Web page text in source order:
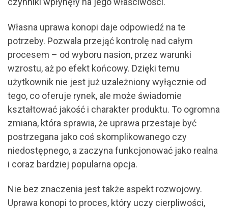
Własna uprawa konopi daje odpowiedź na te
potrzeby. Pozwala przejąć kontrolę nad całym
procesem – od wyboru nasion, przez warunki
wzrostu, aż po efekt końcowy. Dzięki temu
użytkownik nie jest już uzależniony wyłącznie od
tego, co oferuje rynek, ale może świadomie
kształtować jakość i charakter produktu. To ogromna
zmiana, która sprawia, że uprawa przestaje być
postrzegana jako coś skomplikowanego czy
niedostępnego, a zaczyna funkcjonować jako realna
i coraz bardziej popularna opcja.
Nie bez znaczenia jest także aspekt rozwojowy.
Uprawa konopi to proces, który uczy cierpliwości,